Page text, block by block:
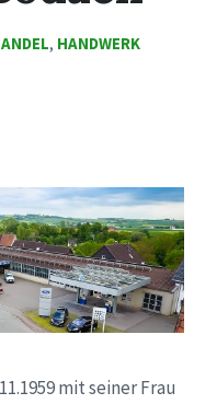
, HANDWERK
mit seiner Frau